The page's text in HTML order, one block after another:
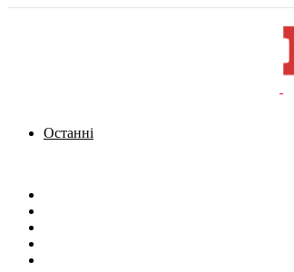
Останні